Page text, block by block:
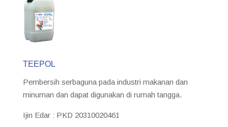
TEEPOL
Pembersih serbaguna pada industri makanan dan
minuman dan dapat digunakan di rumah tangga.
Ijin Edar : PKD 20310020461